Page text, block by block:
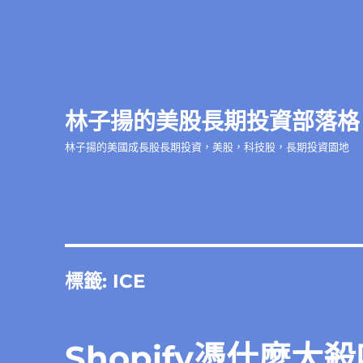
林子揚的美股長期投資部落格
林子揚的美國成長股長期投資，美股，科技股，長期投資園地
標籤: ICE